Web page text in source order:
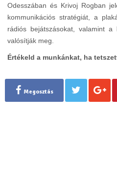
Odesszában és Krivoj Rogban
kommunikációs stratégiát, a
rádiós bejátszásokat, valamint
valósítják meg.
Értékeld a munkánkat, ha
Megosztás